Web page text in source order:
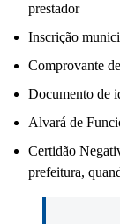
prestador
Inscrição
Comprovante
Documento de
Alvará de
Certidão
prefeitura,